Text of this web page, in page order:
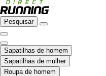
Pesquisar
Sapatilhas de homem
Sapatilhas de mulher
Roupa de homem